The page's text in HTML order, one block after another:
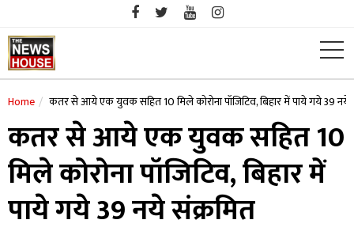
content
Home कतर से आये एक युवक सहित 10 मिले कोरोना पॉजिटिव, बिहार में पाये गये 39 नये
कतर से आये एक युवक सहित 10
मिले कोरोना पॉजिटिव, बिहार में
पाये गये 39 नये संक्रमित